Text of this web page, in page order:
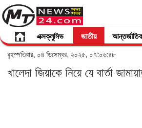
এক্সক্লুসিভ জাতীয়
বৃহস্পতিবার, ০৪ ডিসেম্বর, ২০২৫, ০৭:০৬:৪৮
খালেদা জিয়াকে নিয়ে যে বার্তা